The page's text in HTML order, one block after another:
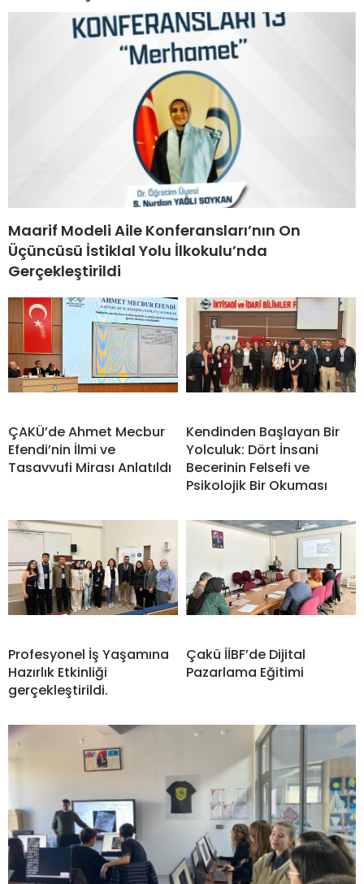
Maarif Modeli Aile Konferansları’nın On
Üçüncüsü İstiklal Yolu İlkokulu’nda
Gerçekleştirildi
ÇAKÜ’de Ahmet Mecbur
Efendi’nin İlmi ve
Tasavvufi Mirası Anlatıldı
Kendinden Başlayan Bir
Yolculuk: Dört İnsani
Becerinin Felsefi ve
Psikolojik Bir Okuması
Profesyonel İş Yaşamına
Hazırlık Etkinliği
gerçekleştirildi.
Çakü İİBF’de Dijital
Pazarlama Eğitimi